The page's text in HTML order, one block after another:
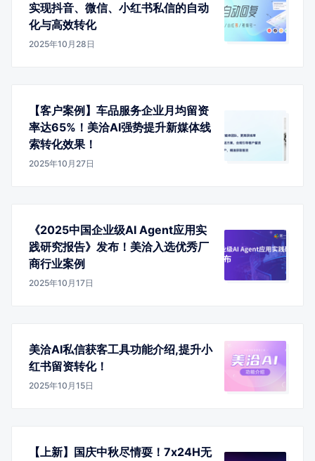
实现抖音、微信、小红书私信的自动
化与高效转化
2025年10月28日
【客户案例】车品服务企业月均留资
率达65%！美洽AI强势提升新媒体线
索转化效果！
2025年10月27日
《2025中国企业级AI Agent应用实
践研究报告》发布！美洽入选优秀厂
商行业案例
2025年10月17日
美洽AI私信获客工具功能介绍,提升小
红书留资转化！
2025年10月15日
【上新】国庆中秋尽情耍！7x24H无